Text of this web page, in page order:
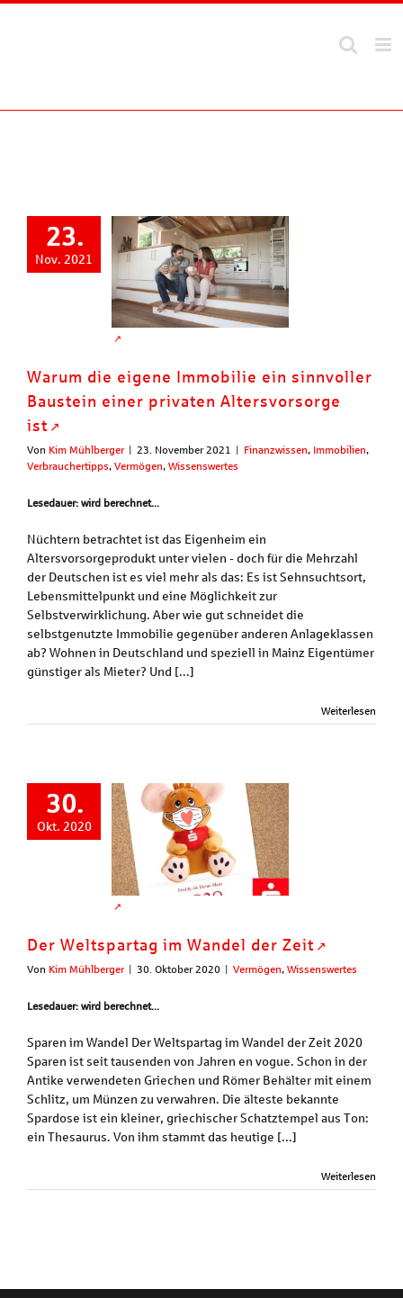
Zum
23.
Nov. 2021
Warum die eigene Immobilie ein sinnvoller
Baustein einer privaten Altersvorsorge
ist
Von Kim Mühlberger | 23. November 2021 | Finanzwissen, Immobilien,
Verbrauchertipps, Vermögen, Wissenswertes
Lesedauer: wird berechnet...
Nüchtern betrachtet ist das Eigenheim ein
Altersvorsorgeprodukt unter vielen - doch für die Mehrzahl
der Deutschen ist es viel mehr als das: Es ist Sehnsuchtsort,
Lebensmittelpunkt und eine Möglichkeit zur
Selbstverwirklichung. Aber wie gut schneidet die
selbstgenutzte Immobilie gegenüber anderen Anlageklassen
ab? Wohnen in Deutschland und speziell in Mainz Eigentümer
günstiger als Mieter? Und [...]
Weiterlesen
30.
Okt. 2020
Der Weltspartag im Wandel der Zeit
Von Kim Mühlberger | 30. Oktober 2020 | Vermögen, Wissenswertes
Lesedauer: wird berechnet...
Sparen im Wandel Der Weltspartag im Wandel der Zeit 2020
Sparen ist seit tausenden von Jahren en vogue. Schon in der
Antike verwendeten Griechen und Römer Behälter mit einem
Schlitz, um Münzen zu verwahren. Die älteste bekannte
Spardose ist ein kleiner, griechischer Schatztempel aus Ton:
ein Thesaurus. Von ihm stammt das heutige [...]
Weiterlesen